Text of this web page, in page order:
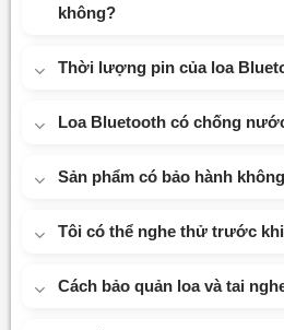
không?
Thời lượng pin của loa
Loa Bluetooth có chống
Sản phẩm có bảo hành
Tôi có thể nghe thử trước
Cách bảo quản loa và tai